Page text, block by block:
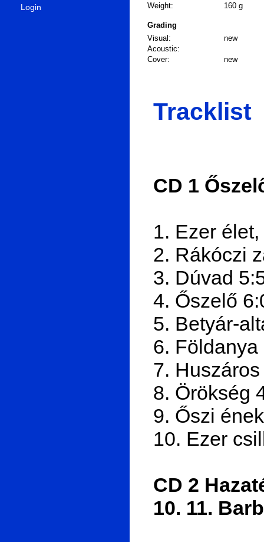
Login
Weight:
160 g
Grading
Visual:
new
Acoustic:
Cover:
new
Tracklist
CD 1
1. Ezer
2. Rákóczi
3. Dúvad
4. Őszelő
5. Betyár-
6. Földanya
7.
8. Örökség
9. Őszi
10. Ezer
CD 2
10. 11.